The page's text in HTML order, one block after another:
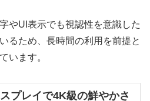
やUI表示でも視認性を意識した
るため、長時間の利用を前提と
います。
プレイで4K級の鮮やかさ